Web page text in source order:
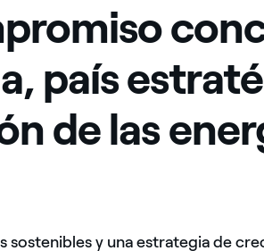
país
de las
sostenibles y una estrategia de